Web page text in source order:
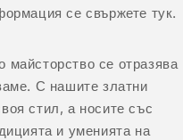
се свържете тук.
майсторство се отразява
С нашите златни
стил, а носите със
и уменията на